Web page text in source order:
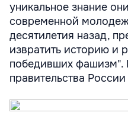
уникальное знание
современной
десятилетия назад,
извратить историю и
победивших фашизм".
правительства